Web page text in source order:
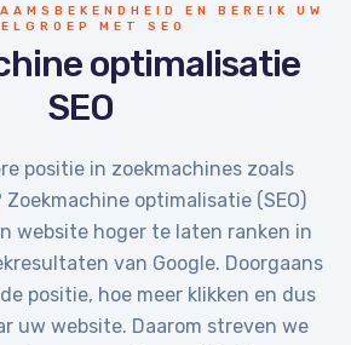
EN BEREIK UW
MET SEO
optimalisatie
SEO
positie in zoekmachines zoals
Zoekmachine optimalisatie (SEO)
website hoger te laten ranken in
van Google. Doorgaans
positie, hoe meer klikken en dus
uw website. Daarom streven we